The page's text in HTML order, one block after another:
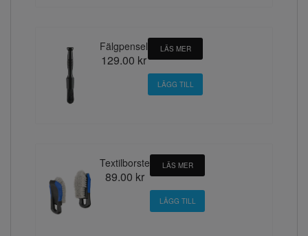
Fälgpensel
129.00 kr
LÄS MER
Textilborste
89.00 kr
LÄS MER